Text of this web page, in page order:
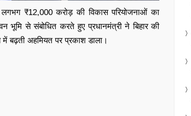
₹12,000 करोड़ की विकास परियोजनाओं का
भूमि से संबोधित करते हुए प्रधानमंत्री ने बिहार की
में बढ़ती अहमियत पर प्रकाश डाला।